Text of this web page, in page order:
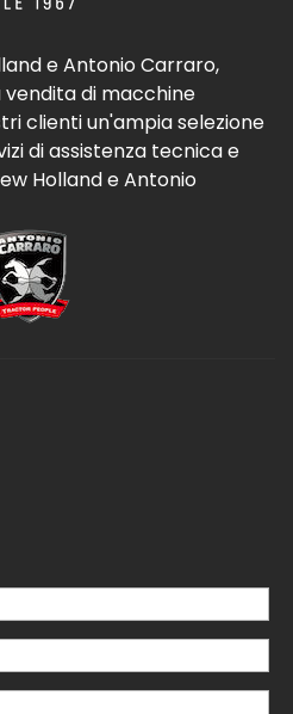
e Antonio Carraro,
vendita di macchine
clienti un'ampia selezione
di assistenza tecnica e
Holland e Antonio